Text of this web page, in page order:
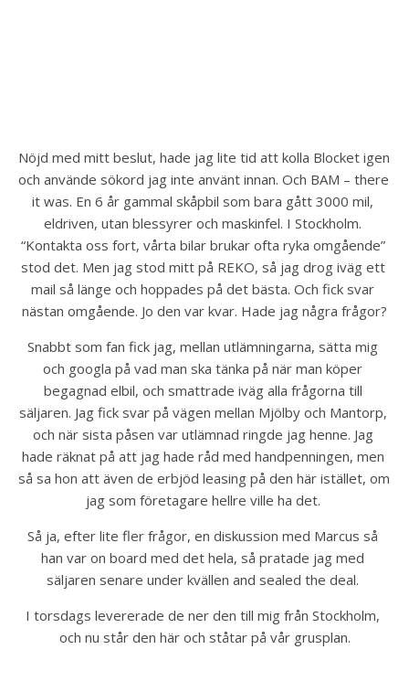
Nöjd med mitt beslut, hade jag lite tid att kolla Blocket igen
och använde sökord jag inte använt innan. Och BAM – there
it was. En 6 år gammal skåpbil som bara gått 3000 mil,
eldriven, utan blessyrer och maskinfel. I Stockholm.
“Kontakta oss fort, vårta bilar brukar ofta ryka omgående”
stod det. Men jag stod mitt på REKO, så jag drog iväg ett
mail så länge och hoppades på det bästa. Och fick svar
nästan omgående. Jo den var kvar. Hade jag några frågor?
Snabbt som fan fick jag, mellan utlämningarna, sätta mig
och googla på vad man ska tänka på när man köper
begagnad elbil, och smattrade iväg alla frågorna till
säljaren. Jag fick svar på vägen mellan Mjölby och Mantorp,
och när sista påsen var utlämnad ringde jag henne. Jag
hade räknat på att jag hade råd med handpenningen, men
så sa hon att även de erbjöd leasing på den här istället, om
jag som företagare hellre ville ha det.
Så ja, efter lite fler frågor, en diskussion med Marcus så
han var on board med det hela, så pratade jag med
säljaren senare under kvällen and sealed the deal.
I torsdags levererade de ner den till mig från Stockholm,
och nu står den här och ståtar på vår grusplan.